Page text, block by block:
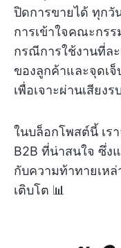
ปิดการขายได้ ทุกวั
การเข้าใจคณะกร
กรณีการใช้งานที่ละ
ของลูกค้าและจุดเ
เพื่อเจาะผ่านเสียงร
ในบล็อกโพสต์นี้ เร
B2B ที่น่าสนใจ ซึ่ง
กับความท้าทายเหล่
เติบโต 📊